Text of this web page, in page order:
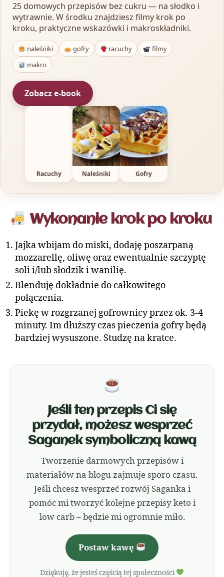
25 domowych przepisów bez cukru — na słodko i
wytrawnie. W środku znajdziesz filmy krok po
kroku, praktyczne wskazówki i makroskładniki.
naleśniki gofry racuchy
filmy
makro
Zobacz e-book
Racuchy Naleśniki Gofry
Wykonanie krok po kroku
Jajka wbijam do miski, dodaję poszarpaną
mozzarellę, oliwę oraz ewentualnie szczyptę
soli i/lub słodzik i wanilię.
Blenduję dokładnie do całkowitego
połączenia.
Piekę w rozgrzanej gofrownicy przez ok. 3-4
minuty. Im dłuższy czas pieczenia gofry będą
bardziej wysuszone. Studzę na kratce.
Jeśli ten przepis Ci się
przydał, możesz wesprzeć
Saganek symboliczną kawą
Tworzenie darmowych przepisów i
materiałów na blogu zajmuje sporo czasu.
Jeśli chcesz wesprzeć rozwój Saganka i
pomóc mi tworzyć kolejne przepisy keto i
low carb – będzie mi ogromnie miło.
Postaw kawę
Dziękuję, że jesteś częścią tej społeczności